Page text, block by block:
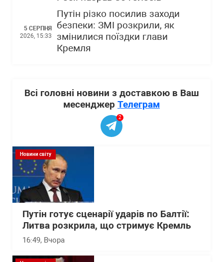
5 СЕРПНЯ
2026, 15:33
Путін різко посилив заходи
безпеки: ЗМІ розкрили, як
змінилися поїздки глави
Кремля
Всі головні новини з доставкою в Ваш
месенджер Телеграм
2
Новини світу
Путін готує сценарії ударів по Балтії:
Литва розкрила, що стримує Кремль
16:49, Вчора